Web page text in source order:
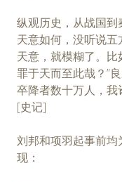
纵观历史，从战国
天意如何，没听说
天意，就模糊了。
罪于天而至此哉？”
卒降者数十万人，我
[史记]
刘邦和项羽起事前
现：